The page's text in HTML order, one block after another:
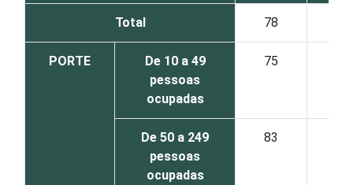
Total 78
PORTE
De 10 a 49
pessoas
ocupadas
75
De 50 a 249
pessoas
ocupadas
83